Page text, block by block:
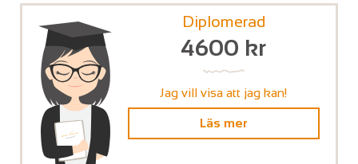
Diplomerad
4600 kr
Jag vill visa att jag kan!
Läs mer